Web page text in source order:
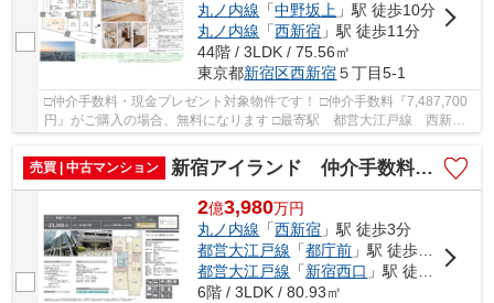
丸ノ内線 「中野坂上 」駅 徒歩10分
丸ノ内線 「西新宿 」駅 徒歩11分
44階 / 3LDK / 75.56㎡
東京都新宿区西新宿５丁目5-1
□仲介手数料・現金プレゼント対象物件です！ □仲介手数料『7,487,700
円』がご購入の場合、無料になります □最寄駅 都営大江戸線 西新宿
売買 | 中古マンション
新宿アイランド 仲介手数料無料＋100万円現金プレゼント中
2億3,980万円
丸ノ内線 「西新宿 」駅 徒歩3分
都営大江戸線 「都庁前 」駅 徒歩5分
都営大江戸線 「新宿西口 」駅 徒歩9分
6階 / 3LDK / 80.93㎡